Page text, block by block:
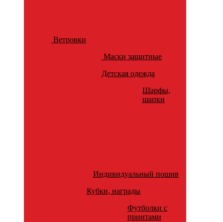
Ветровки
Маски защитные
Детская одежда
Шарфы,
шапки
Индивидуальный пошив
Кубки, награды
Футболки с
принтами